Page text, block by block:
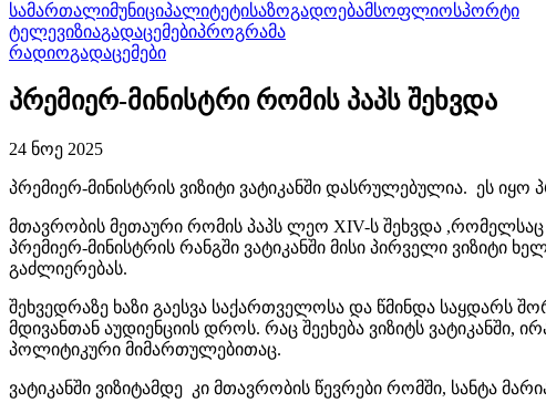
სამართალიმუნიციპალიტეტისაზოგადოებამსოფლიოსპორტი
ტელევიზიაგადაცემებიპროგრამა
რადიოგადაცემები
პრემიერ-მინისტრი რომის პაპს შეხვდა
24 ნოე 2025
პრემიერ-მინისტრის ვიზიტი ვატიკანში დასრულებულია. ეს იყო
მთავრობის მეთაური რომის პაპს ლეო XIV-ს შეხვდა
პრემიერ-მინისტრის რანგში ვატიკანში მისი პირველი
გაძლიერებას.
შეხვედრაზე ხაზი გაესვა საქართველოსა და წმინდა
მდივანთან აუდიენციის დროს. რაც შეეხება ვიზიტს ვატიკანში,
პოლიტიკური მიმართულებითაც.
ვატიკანში ვიზიტამდე კი მთავრობის წევრები რომში, სანტა